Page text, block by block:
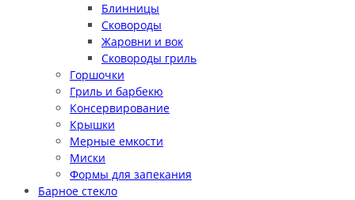
Блинницы
Сковороды
Жаровни и вок
Сковороды гриль
Горшочки
Гриль и барбекю
Консервирование
Крышки
Мерные емкости
Миски
Формы для запекания
Барное стекло